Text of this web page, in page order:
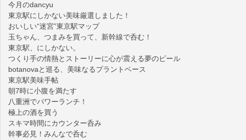
今月のdancyu
東京駅にしかない美味厳選しました！
おいしい“迷宮”東京駅マップ
玉ちゃん、つまみを買って、新幹線で呑む！
東京駅、にしかない。
つくり手の情熱とストーリーに心が震える夢のビール
botanovaと巡る、美味なるプラントベース
東京駅美味手帖
朝7時に小腹を満たす
八重洲でパワーランチ！
極上の酒を買う
スキマ時間にカウンター呑み
幹事必見！みんなで呑む